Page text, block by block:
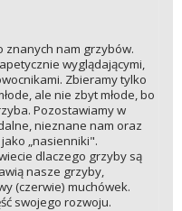
znanych nam grzybów.
wyglądającymi,
Zbieramy tylko
ale nie zbyt młode, bo
Pozostawiamy w
nieznane nam oraz
„nasienniki".
dlaczego grzyby są
nasze grzyby,
(czerwie) muchówek.
swojego rozwoju.